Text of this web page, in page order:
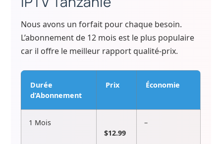
Nous avons un forfait pour chaque besoin.
L’abonnement de 12 mois est le plus populaire
car il offre le meilleur rapport qualité-prix.
Durée
d’Abonnement
Prix Économie
1 Mois
$12.99
–